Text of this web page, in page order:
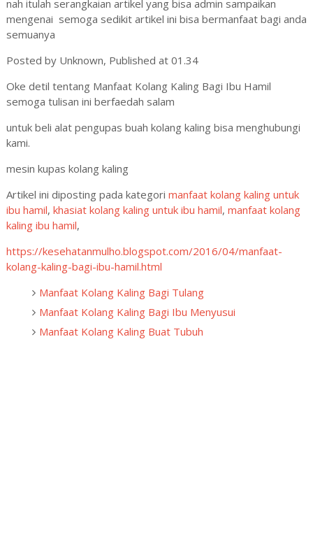
nah itulah serangkaian artikel yang bisa admin sampaikan
mengenai semoga sedikit artikel ini bisa bermanfaat bagi anda
semuanya
Posted by Unknown, Published at 01.34
Oke detil tentang Manfaat Kolang Kaling Bagi Ibu Hamil
semoga tulisan ini berfaedah salam
untuk beli alat pengupas buah kolang kaling bisa menghubungi
kami.
mesin kupas kolang kaling
Artikel ini diposting pada kategori manfaat kolang kaling untuk
ibu hamil, khasiat kolang kaling untuk ibu hamil, manfaat kolang
kaling ibu hamil,
https://kesehatanmulho.blogspot.com/2016/04/manfaat-
kolang-kaling-bagi-ibu-hamil.html
Manfaat Kolang Kaling Bagi Tulang
Manfaat Kolang Kaling Bagi Ibu Menyusui
Manfaat Kolang Kaling Buat Tubuh